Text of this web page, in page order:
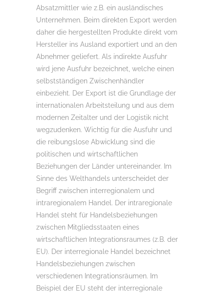
Absatzmittler wie z.B. ein ausländisches
Unternehmen. Beim direkten Export werden
daher die hergestellten Produkte direkt vom
Hersteller ins Ausland exportiert und an den
Abnehmer geliefert. Als indirekte Ausfuhr
wird jene Ausfuhr bezeichnet, welche einen
selbstständigen Zwischenhändler
einbezieht. Der Export ist die Grundlage der
internationalen Arbeitsteilung und aus dem
modernen Zeitalter und der Logistik nicht
wegzudenken. Wichtig für die Ausfuhr und
die reibungslose Abwicklung sind die
politischen und wirtschaftlichen
Beziehungen der Länder untereinander. Im
Sinne des Welthandels unterscheidet der
Begriff zwischen interregionalem und
intraregionalem Handel. Der intraregionale
Handel steht für Handelsbeziehungen
zwischen Mitgliedsstaaten eines
wirtschaftlichen Integrationsraumes (z.B. der
EU). Der interregionale Handel bezeichnet
Handelsbeziehungen zwischen
verschiedenen Integrationsräumen. Im
Beispiel der EU steht der interregionale